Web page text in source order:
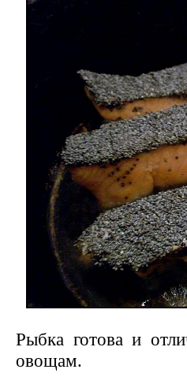
Рыбка готова и
овощам.